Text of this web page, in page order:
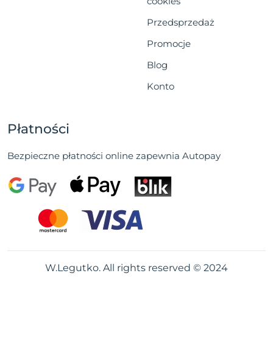
Przedsprzedaż
Promocje
Blog
Konto
Płatności
Bezpieczne płatności online zapewnia Autopay
W.Legutko. All rights reserved © 2024